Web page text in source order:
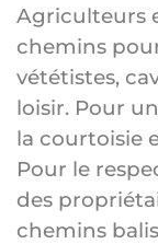
Agriculteurs
chemins
vététistes,
loisir. Pour
la courtoisie
Pour le
des
chemins